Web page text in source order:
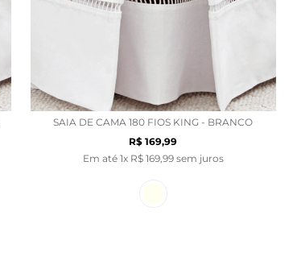
SAIA DE CAMA 180 FIOS KING - BRANCO
R$ 169,99
Em até 1x R$ 169, 99sem juros